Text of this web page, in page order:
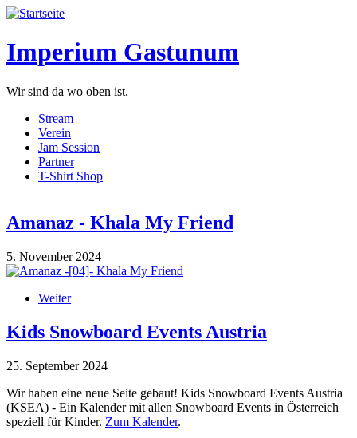
Direkt zum Inhalt
Imperium Gastunum
Wir sind da wo oben ist.
Stream
Verein
Jam Session
Partner
T-Shirt Shop
Amanaz - Khala My Friend
5. November 2024
Amanaz -[04]- Khala My Friend
Weiterüber Amanaz - Khala My Friend
Kids Snowboard Events Austria
25. September 2024
Wir haben eine neue Seite gebaut! Kids Snowboard Events Austria
(KSEA) - Ein Kalender mit allen Snowboard Events in Österreich
speziell für Kinder. Zum Kalender.